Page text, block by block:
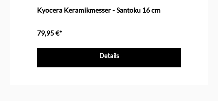
Kyocera Keramikmesser - Santoku 16 cm
79,95 €*
Details